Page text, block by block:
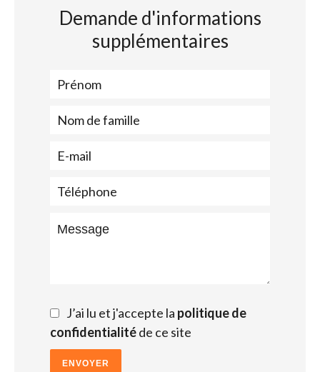
Demande d'informations
supplémentaires
J’ai lu et j'accepte la politique de
confidentialitéde ce site
ENVOYER